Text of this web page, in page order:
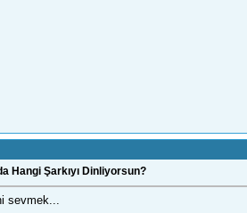
Hangi Şarkıyı Dinliyorsun?
sevmek...